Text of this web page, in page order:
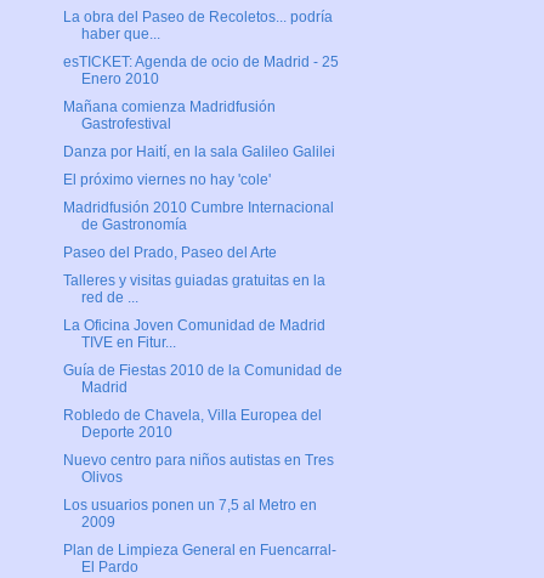
La obra del Paseo de Recoletos... podría
haber que...
esTICKET: Agenda de ocio de Madrid - 25
Enero 2010
Mañana comienza Madridfusión
Gastrofestival
Danza por Haití, en la sala Galileo Galilei
El próximo viernes no hay 'cole'
Madridfusión 2010 Cumbre Internacional
de Gastronomía
Paseo del Prado, Paseo del Arte
Talleres y visitas guiadas gratuitas en la
red de ...
La Oficina Joven Comunidad de Madrid
TIVE en Fitur...
Guía de Fiestas 2010 de la Comunidad de
Madrid
Robledo de Chavela, Villa Europea del
Deporte 2010
Nuevo centro para niños autistas en Tres
Olivos
Los usuarios ponen un 7,5 al Metro en
2009
Plan de Limpieza General en Fuencarral-
El Pardo